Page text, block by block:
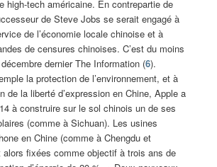
high-tech américaine. En contrepartie de
de Steve Jobs se serait engagé à
de l’économie locale chinoise et à
de censures chinoises. C’est du moins
dernier The Information (6).
la protection de l’environnement, et à
de la liberté d’expression en Chine, Apple a
à construire sur le sol chinois un de ses
(comme à Sichuan). Les usines
en Chine (comme à Chengdu et
alors fixées comme objectif à trois ans de